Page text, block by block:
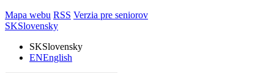
Mapa webu RSS Verzia pre seniorov
SKSlovensky
SKSlovensky
ENEnglish